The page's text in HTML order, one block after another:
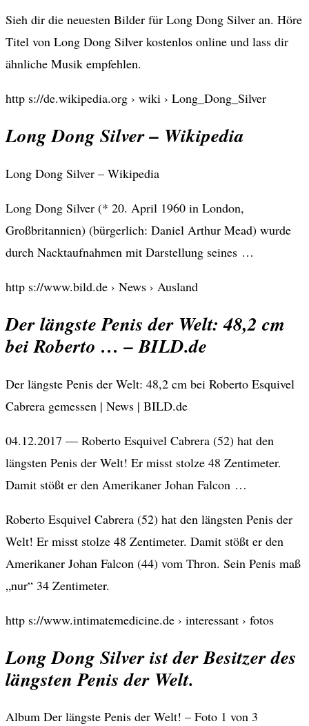
Sieh dir die neuesten Bilder für Long Dong Silver an. Höre
Titel von Long Dong Silver kostenlos online und lass dir
ähnliche Musik empfehlen.
http s://de.wikipedia.org › wiki › Long_Dong_Silver
Long Dong Silver – Wikipedia
Long Dong Silver – Wikipedia
Long Dong Silver (* 20. April 1960 in London,
Großbritannien) (bürgerlich: Daniel Arthur Mead) wurde
durch Nacktaufnahmen mit Darstellung seines …
http s://www.bild.de › News › Ausland
Der längste Penis der Welt: 48,2 cm
bei Roberto … – BILD.de
Der längste Penis der Welt: 48,2 cm bei Roberto Esquivel
Cabrera gemessen | News | BILD.de
04.12.2017 — Roberto Esquivel Cabrera (52) hat den
längsten Penis der Welt! Er misst stolze 48 Zentimeter.
Damit stößt er den Amerikaner Johan Falcon …
Roberto Esquivel Cabrera (52) hat den längsten Penis der
Welt! Er misst stolze 48 Zentimeter. Damit stößt er den
Amerikaner Johan Falcon (44) vom Thron. Sein Penis maß
„nur“ 34 Zentimeter.
http s://www.intimatemedicine.de › interessant › fotos
Long Dong Silver ist der Besitzer des
längsten Penis der Welt.
Album Der längste Penis der Welt! – Foto 1 von 3